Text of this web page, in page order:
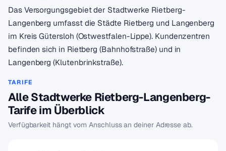
Das Versorgungsgebiet der Stadtwerke Rietberg-
Langenberg umfasst die Städte Rietberg und Langenberg
im Kreis Gütersloh (Ostwestfalen-Lippe). Kundenzentren
befinden sich in Rietberg (Bahnhofstraße) und in
Langenberg (Klutenbrinkstraße).
TARIFE
Alle Stadtwerke Rietberg-Langenberg-
Tarife im Überblick
Verfügbarkeit hängt vom Anschluss an deiner Adresse ab.